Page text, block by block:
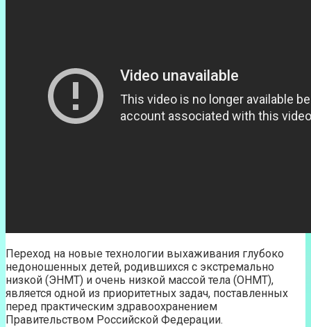
Переход на новые технологии выхаживания глубоко
недоношенных детей, родившихся с экстремально
низкой (ЭНМТ) и очень низкой массой тела (ОНМТ),
является одной из приоритетных задач, поставленных
перед практическим здравоохранением
Правительством Российской Федерации.